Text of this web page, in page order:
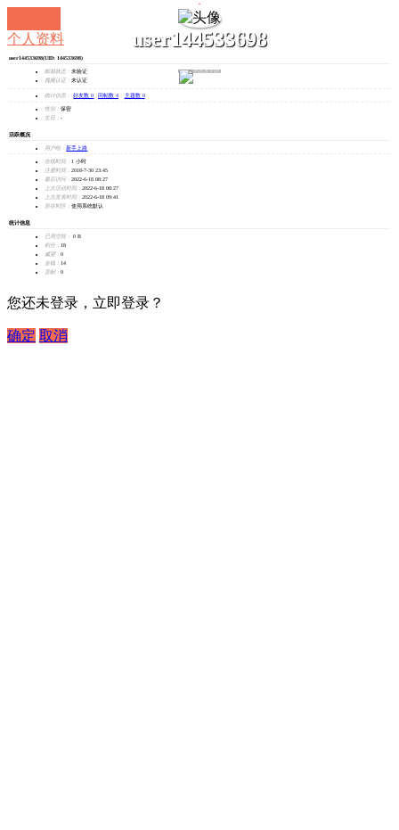
user144533698
发消息
个人资料
user144533698(UID: 144533698)
邮箱状态： 未验证
视频认证： 未认证
统计信息： 好友数 0 回帖数 4 主题数 0
性别： 保密
生日： -
活跃概况
用户组： 新手上路
在线时间： 1 小时
注册时间： 2018-7-30 23:45
最后访问： 2022-6-18 08:27
上次活动时间： 2022-6-18 08:27
上次发表时间： 2022-6-18 09:41
所在时区： 使用系统默认
统计信息
已用空间：
0 B
积分： 18
威望： 0
金钱： 14
贡献： 0
您还未登录，立即登录？
确定 取消